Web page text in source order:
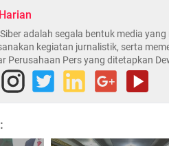
adalah segala bentuk media
kegiatan jurnalistik, serta
Perusahaan Pers yang ditetapkan